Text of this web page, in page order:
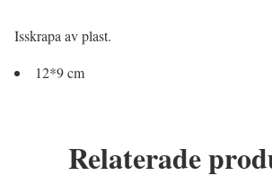
Isskrapa av plast.
12*9 cm
Relaterade